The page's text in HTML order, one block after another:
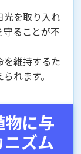
光を取り入れ
ることが不
を維持するた
れます。
に与
ズム